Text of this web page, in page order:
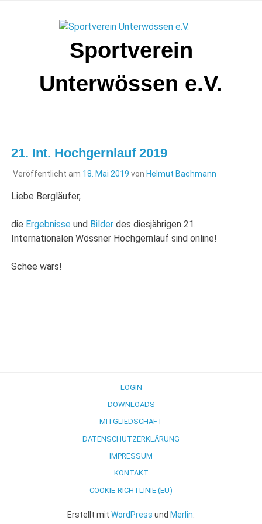
Sportverein
Unterwössen e.V.
21. Int. Hochgernlauf 2019
Veröffentlicht am 18. Mai 2019 von Helmut Bachmann
Liebe Bergläufer,
die Ergebnisse und Bilder des diesjährigen 21.
Internationalen Wössner Hochgernlauf sind online!
Schee wars!
LOGIN
DOWNLOADS
MITGLIEDSCHAFT
DATENSCHUTZERKLÄRUNG
IMPRESSUM
KONTAKT
COOKIE-RICHTLINIE (EU)
Erstellt mit WordPress und Merlin